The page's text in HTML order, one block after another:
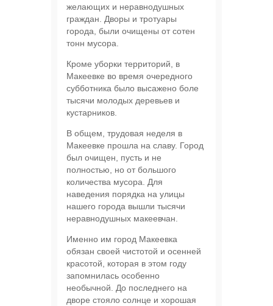
желающих и неравнодушных
граждан. Дворы и тротуары
города, были очищены от сотен
тонн мусора.
Кроме уборки территорий, в
Макеевке во время очередного
субботника было высажено боле
тысячи молодых деревьев и
кустарников.
В общем, трудовая неделя в
Макеевке прошла на славу. Город
был очищен, пусть и не
полностью, но от большого
количества мусора. Для
наведения порядка на улицы
нашего города вышли тысячи
неравнодушных макеевчан.
Именно им город Макеевка
обязан своей чистотой и осенней
красотой, которая в этом году
запомнилась особенно
необычной. До последнего на
дворе стояло солнце и хорошая